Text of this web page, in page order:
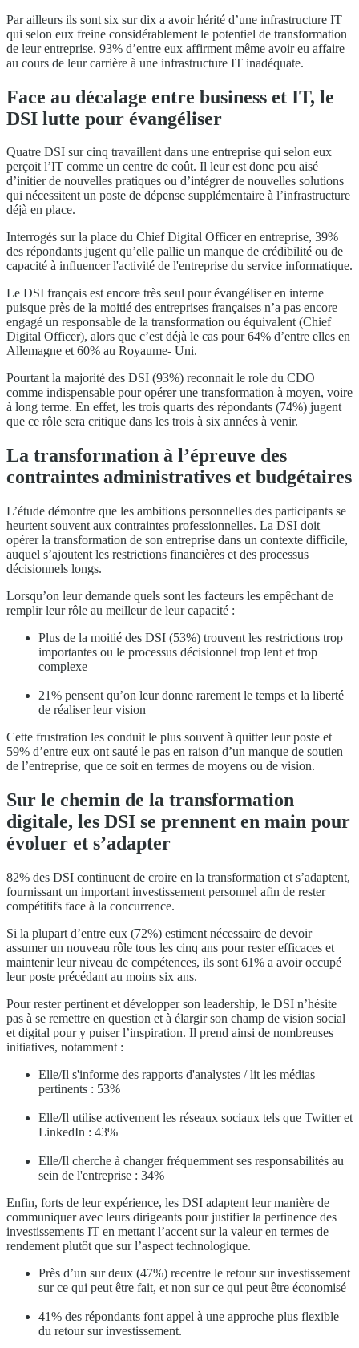
Par ailleurs ils sont six sur dix a avoir hérité d’une infrastructure IT
qui selon eux freine considérablement le potentiel de transformation
de leur entreprise. 93% d’entre eux affirment même avoir eu affaire
au cours de leur carrière à une infrastructure IT inadéquate.
Face au décalage entre business et IT, le
DSI lutte pour évangéliser
Quatre DSI sur cinq travaillent dans une entreprise qui selon eux
perçoit l’IT comme un centre de coût. Il leur est donc peu aisé
d’initier de nouvelles pratiques ou d’intégrer de nouvelles solutions
qui nécessitent un poste de dépense supplémentaire à l’infrastructure
déjà en place.
Interrogés sur la place du Chief Digital Officer en entreprise, 39%
des répondants jugent qu’elle pallie un manque de crédibilité ou de
capacité à influencer l'activité de l'entreprise du service informatique.
Le DSI français est encore très seul pour évangéliser en interne
puisque près de la moitié des entreprises françaises n’a pas encore
engagé un responsable de la transformation ou équivalent (Chief
Digital Officer), alors que c’est déjà le cas pour 64% d’entre elles en
Allemagne et 60% au Royaume- Uni.
Pourtant la majorité des DSI (93%) reconnait le role du CDO
comme indispensable pour opérer une transformation à moyen, voire
à long terme. En effet, les trois quarts des répondants (74%) jugent
que ce rôle sera critique dans les trois à six années à venir.
La transformation à l’épreuve des
contraintes administratives et budgétaires
L’étude démontre que les ambitions personnelles des participants se
heurtent souvent aux contraintes professionnelles. La DSI doit
opérer la transformation de son entreprise dans un contexte difficile,
auquel s’ajoutent les restrictions financières et des processus
décisionnels longs.
Lorsqu’on leur demande quels sont les facteurs les empêchant de
remplir leur rôle au meilleur de leur capacité :
Plus de la moitié des DSI (53%) trouvent les restrictions trop
importantes ou le processus décisionnel trop lent et trop
complexe
21% pensent qu’on leur donne rarement le temps et la liberté
de réaliser leur vision
Cette frustration les conduit le plus souvent à quitter leur poste et
59% d’entre eux ont sauté le pas en raison d’un manque de soutien
de l’entreprise, que ce soit en termes de moyens ou de vision.
Sur le chemin de la transformation
digitale, les DSI se prennent en main pour
évoluer et s’adapter
82% des DSI continuent de croire en la transformation et s’adaptent,
fournissant un important investissement personnel afin de rester
compétitifs face à la concurrence.
Si la plupart d’entre eux (72%) estiment nécessaire de devoir
assumer un nouveau rôle tous les cinq ans pour rester efficaces et
maintenir leur niveau de compétences, ils sont 61% a avoir occupé
leur poste précédant au moins six ans.
Pour rester pertinent et développer son leadership, le DSI n’hésite
pas à se remettre en question et à élargir son champ de vision social
et digital pour y puiser l’inspiration. Il prend ainsi de nombreuses
initiatives, notamment :
Elle/Il s'informe des rapports d'analystes / lit les médias
pertinents : 53%
Elle/Il utilise activement les réseaux sociaux tels que Twitter et
LinkedIn : 43%
Elle/Il cherche à changer fréquemment ses responsabilités au
sein de l'entreprise : 34%
Enfin, forts de leur expérience, les DSI adaptent leur manière de
communiquer avec leurs dirigeants pour justifier la pertinence des
investissements IT en mettant l’accent sur la valeur en termes de
rendement plutôt que sur l’aspect technologique.
Près d’un sur deux (47%) recentre le retour sur investissement
sur ce qui peut être fait, et non sur ce qui peut être économisé
41% des répondants font appel à une approche plus flexible
du retour sur investissement.